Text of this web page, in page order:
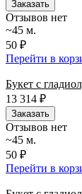
Заказать
Отзывов нет
~45 м.
50 ₽
Перейти в
Букет с
13 314 ₽
Заказать
Отзывов нет
~45 м.
50 ₽
Перейти в